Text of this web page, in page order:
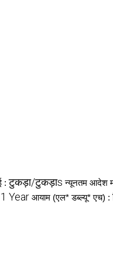
:टुकड़ा/टुकड़ाs न्यूनतम आदेश
1 Year आयाम (एल* डब्ल्यू* एच) :